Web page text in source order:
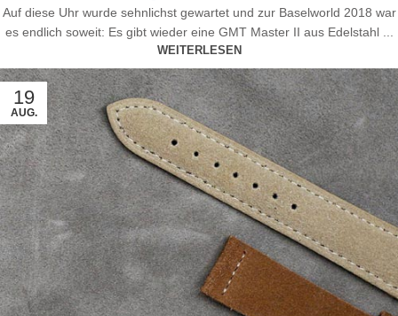
Auf diese Uhr wurde sehnlichst gewartet und zur Baselworld 2018 war
es endlich soweit: Es gibt wieder eine GMT Master II aus Edelstahl ...
WEITERLESEN
19
AUG.